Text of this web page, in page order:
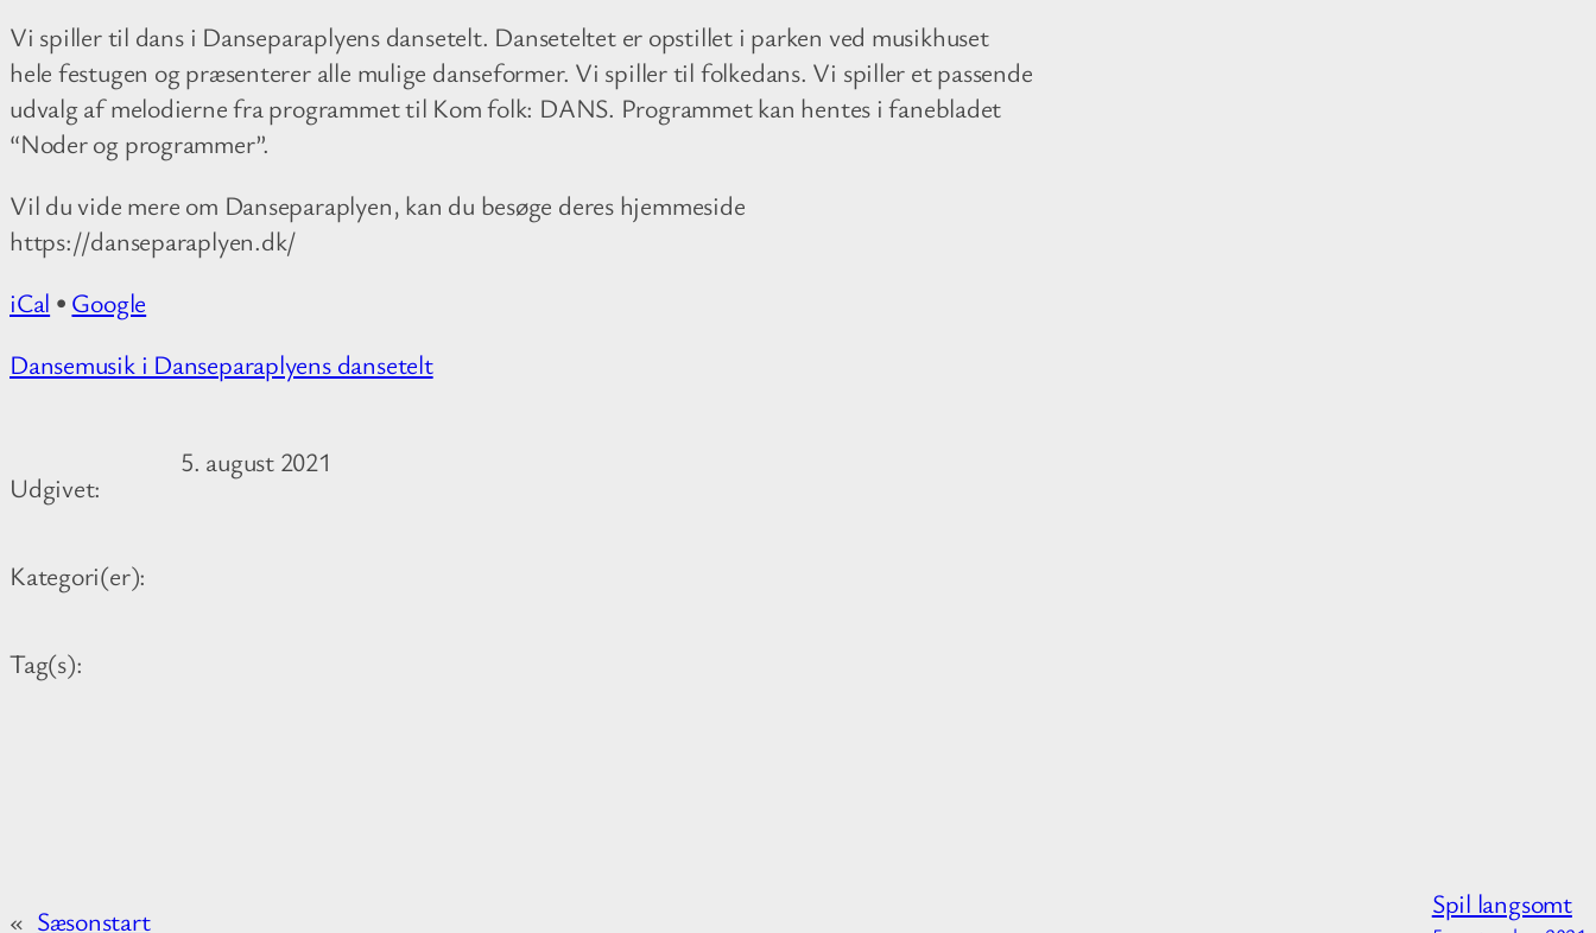
Vi spiller til dans i Danseparaplyens dansetelt. Danseteltet er opstillet i parken ved musikhuset
hele festugen og præsenterer alle mulige danseformer. Vi spiller til folkedans. Vi spiller et passende
udvalg af melodierne fra programmet til Kom folk: DANS. Programmet kan hentes i fanebladet
“Noder og programmer”.
Vil du vide mere om Danseparaplyen, kan du besøge deres hjemmeside
https://danseparaplyen.dk/
iCal • Google
M
i
f
r
m
Dansemusik i Danseparaplyens dansetelt
Udgivet:
5. august 2021
Kategori(er):
Tag(s):
« Sæsonstart
Spil langsomt